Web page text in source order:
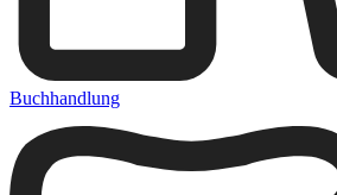
Buchhandlung